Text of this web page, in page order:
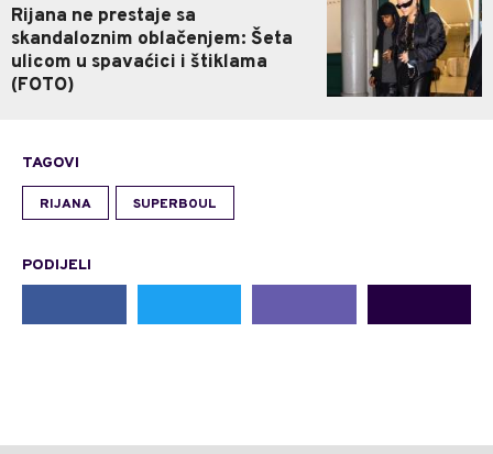
Rijana ne prestaje sa
skandaloznim oblačenjem: Šeta
ulicom u spavaćici i štiklama
(FOTO)
TAGOVI
RIJANA SUPERBOUL
PODIJELI